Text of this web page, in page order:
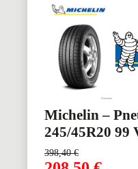
Michelin –
245/45R20 99
398,40€